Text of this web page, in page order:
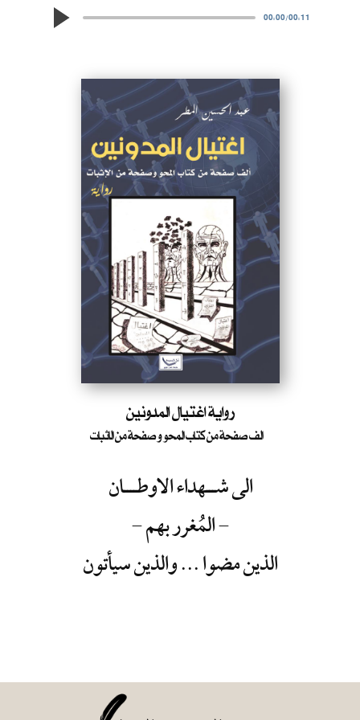
00:00/00:11
رواية اغتيال المدونين
الف صفحة من كتاب المحو و صفحة من الاثبات
الى شـــهداء الاوطــــان
- المُغرر بهم -
الذين مضوا ...والذين سيأتون